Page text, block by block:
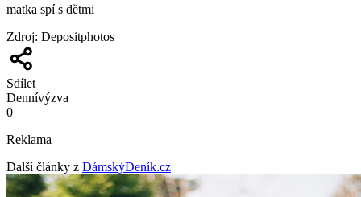
matka spí s dětmi
Zdroj: Depositphotos
Sdílet
Dennívýzva
0
Reklama
Další články z DámskýDeník.cz